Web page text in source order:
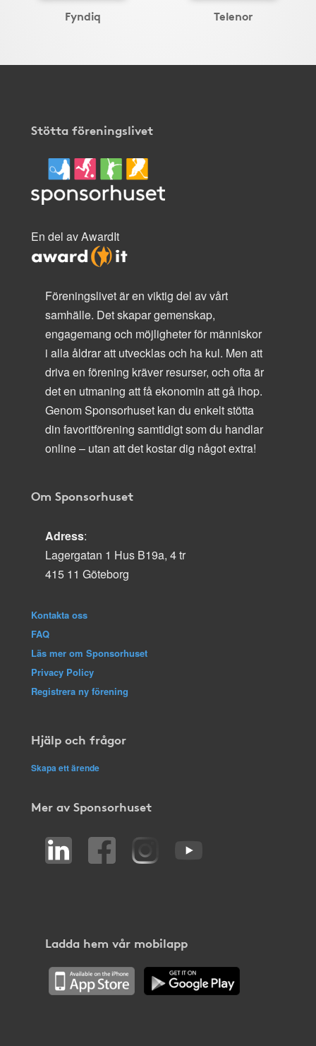
Fyndiq Telenor
Stötta föreningslivet
En del av AwardIt
Föreningslivet är en viktig del av vårt
samhälle. Det skapar gemenskap,
engagemang och möjligheter för människor
i alla åldrar att utvecklas och ha kul. Men att
driva en förening kräver resurser, och ofta är
det en utmaning att få ekonomin att gå ihop.
Genom Sponsorhuset kan du enkelt stötta
din favoritförening samtidigt som du handlar
online – utan att det kostar dig något extra!
Om Sponsorhuset
Adress:
Lagergatan 1 Hus B19a, 4 tr
415 11 Göteborg
Kontakta oss
FAQ
Läs mer om Sponsorhuset
Privacy Policy
Registrera ny förening
Hjälp och frågor
Skapa ett ärende
Mer av Sponsorhuset
Ladda hem vår mobilapp